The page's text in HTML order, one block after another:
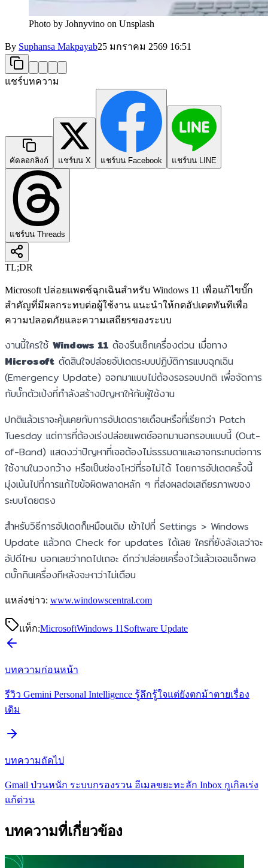
Photo by Johnyvino on Unsplash
By Suphansa Makpayab25 มกราคม 2569 16:51
แชร์บทความ
คัดลอกลิงก์ แชร์บน X แชร์บน Facebook แชร์บน LINE
แชร์บน Threads
TL;DR
Microsoft ปล่อยแพตช์ฉุกเฉินสำหรับ Windows 11 เพื่อแก้ไขบั๊ก
สำคัญที่มีผลกระทบต่อผู้ใช้งาน แนะนำให้กดอัปเดตทันทีเพื่อ
ความปลอดภัยและความเสถียรของระบบ
งานนี้ใครใช้ Windows 11 ต้องรีบเช็กเครื่องด่วน เมื่อทาง
Microsoft ตัดสินใจปล่อยอัปเดตระบบปฏิบัติการแบบฉุกเฉิน
(Emergency Update) ออกมาแบบไม่ต้องรอรอบปกติ เพื่อจัดการ
กับบั๊กตัวเป้งที่กำลังสร้างปัญหาให้กับผู้ใช้งาน
ปกติแล้วเราจะคุ้นเคยกับการอัปเดตรายเดือนหรือที่เรียกว่า Patch
Tuesday แต่การที่ต้องเร่งปล่อยแพตช์ออกมานอกรอบแบบนี้ (Out-
of-Band) แสดงว่าปัญหาที่เจอต้องไม่ธรรมดาและอาจกระทบต่อการ
ใช้งานในวงกว้าง หรือเป็นช่องโหว่ที่รอไม่ได้ โดยการอัปเดตครั้งนี้
มุ่งเน้นไปที่การแก้ไขข้อผิดพลาดหลัก ๆ ที่ส่งผลต่อเสถียรภาพของ
ระบบโดยตรง
สำหรับวิธีการอัปเดตก็เหมือนเดิม เข้าไปที่ Settings > Windows
Update แล้วกด Check for updates ได้เลย ใครที่ยังลังเลว่าจะ
อัปดีไหม บอกเลยว่ากดไปเถอะ ดีกว่าปล่อยเครื่องไว้แล้วเจอแจ็กพอ
ตบั๊กกินเครื่องทีหลังจะหาว่าไม่เตือน
แหล่งข่าว: www.windowscentral.com
แท็ก:MicrosoftWindows 11 Software Update
บทความก่อนหน้า
รีวิว Gemini Personal Intelligence รู้ลึกรู้ใจแต่ยังตกม้าตายเรื่อง
เดิม
บทความถัดไป
Gmail ป่วนหนัก ระบบกรองรวน อีเมลขยะทะลัก Inbox กูเกิลเร่ง
แก้ด่วน
บทความที่เกี่ยวข้อง